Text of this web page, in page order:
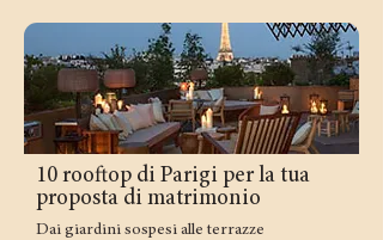
10 rooftop di Parigi per la tua
proposta di matrimonio
Dai giardini sospesi alle terrazze